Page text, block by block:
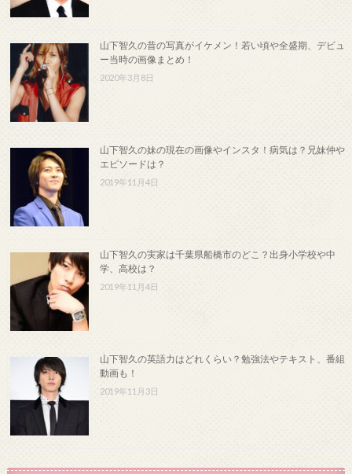
山下智久の昔の写真がイケメン！若い頃や全盛期、デビュ
ー当時の画像まとめ！
2020年3月8日
山下智久の妹の現在の画像やインスタ！病気は？兄妹仲や
エピソードは？
2019年11月4日
山下智久の実家は千葉県船橋市のどこ？出身小学校や中
学、高校は？
2019年11月4日
山下智久の英語力はどれくらい？勉強法やテキスト、番組
動画も！
2019年11月3日